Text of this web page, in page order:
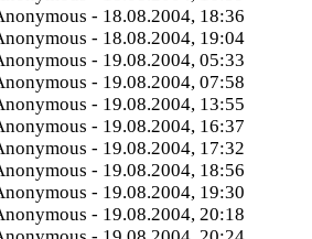
- 18.08.2004, 18:36
- 18.08.2004, 19:04
- 19.08.2004, 05:33
- 19.08.2004, 07:58
- 19.08.2004, 13:55
- 19.08.2004, 16:37
- 19.08.2004, 17:32
- 19.08.2004, 18:56
- 19.08.2004, 19:30
- 19.08.2004, 20:18